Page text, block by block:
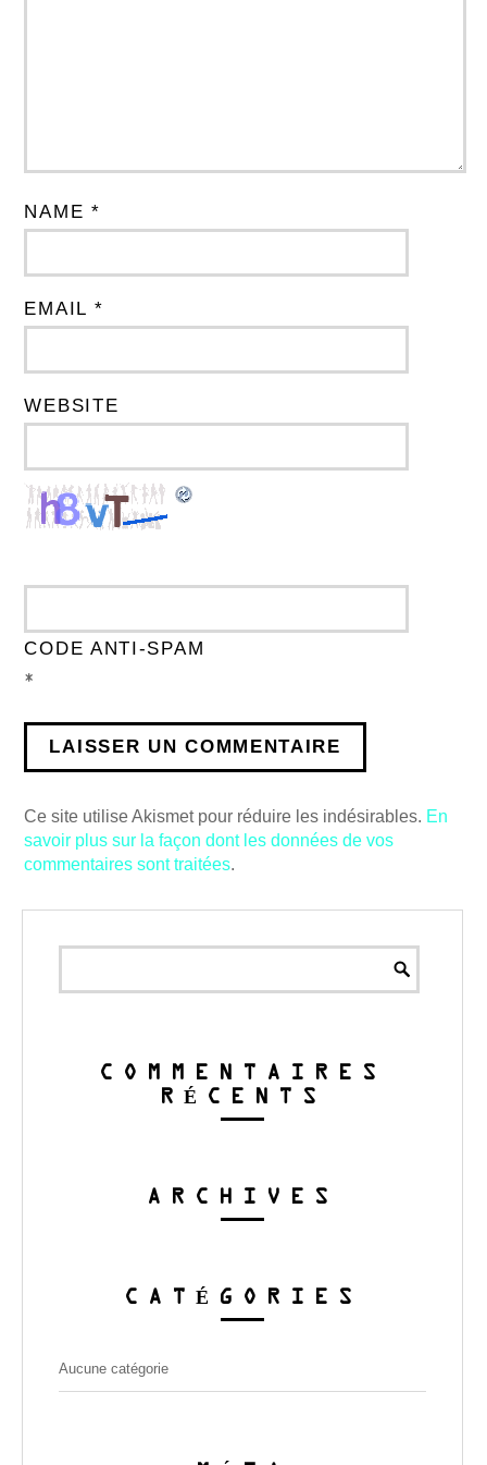
NAME *
EMAIL *
WEBSITE
CODE ANTI-SPAM
*
Ce site utilise Akismet pour réduire les indésirables. En
savoir plus sur la façon dont les données de vos
commentaires sont traitées.
COMMENTAIRES
RÉCENTS
ARCHIVES
CATÉGORIES
Aucune catégorie